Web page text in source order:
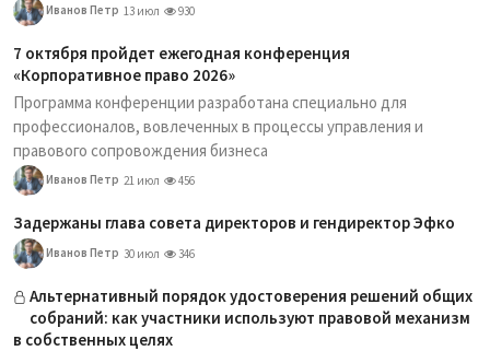
Иванов Петр 13 июл 930
7 октября пройдет ежегодная конференция
«Корпоративное право 2026»
Программа конференции разработана специально для
профессионалов, вовлеченных в процессы управления и
правового сопровождения бизнеса
Иванов Петр 21 июл 456
Задержаны глава совета директоров и гендиректор Эфко
Иванов Петр 30 июл 346
Альтернативный порядок удостоверения решений общих
собраний: как участники используют правовой механизм
в собственных целях